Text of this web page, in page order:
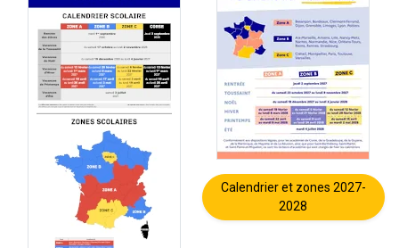
Calendrier et zones 2027-
2028